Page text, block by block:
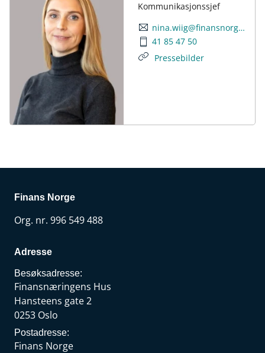
Kommunikasjonssjef
nina.wiig@finansnorge.no
41 85 47 50
Pressebilder
Finans Norge
Org. nr. 996 549 488
Adresse
Besøksadresse:
Finansnæringens Hus
Hansteens gate 2
0253 Oslo
Postadresse:
Finans Norge